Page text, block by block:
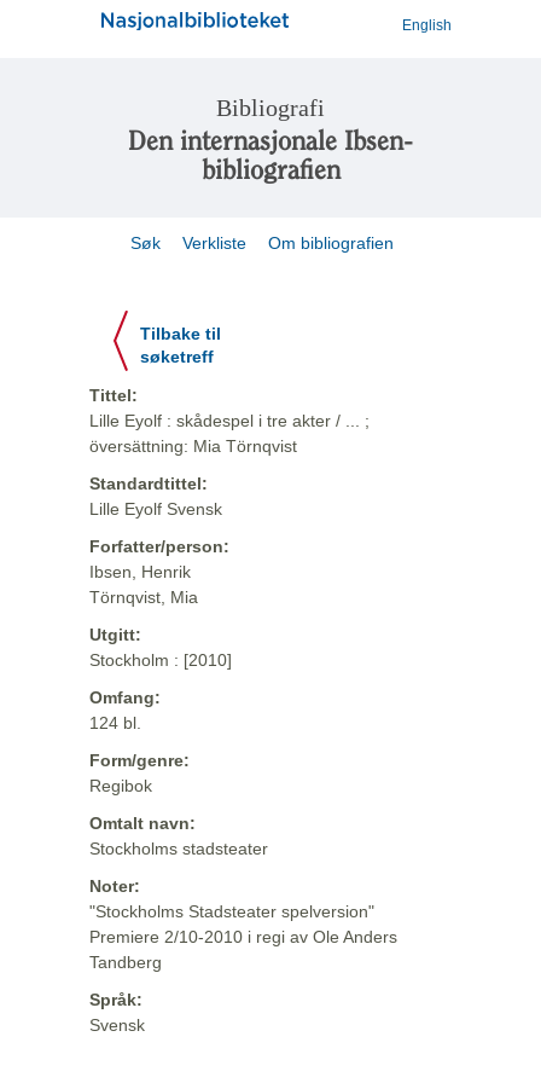
English
Bibliografi
Den internasjonale Ibsen-
bibliografien
Søk Verkliste Om bibliografien
Tilbake til
søketreff
Tittel:
Lille Eyolf : skådespel i tre akter / ... ;
översättning: Mia Törnqvist
Standardtittel:
Lille Eyolf Svensk
Forfatter/person:
Ibsen, Henrik
Törnqvist, Mia
Utgitt:
Stockholm : [2010]
Omfang:
124 bl.
Form/genre:
Regibok
Omtalt navn:
Stockholms stadsteater
Noter:
"Stockholms Stadsteater spelversion"
Premiere 2/10-2010 i regi av Ole Anders
Tandberg
Språk:
Svensk